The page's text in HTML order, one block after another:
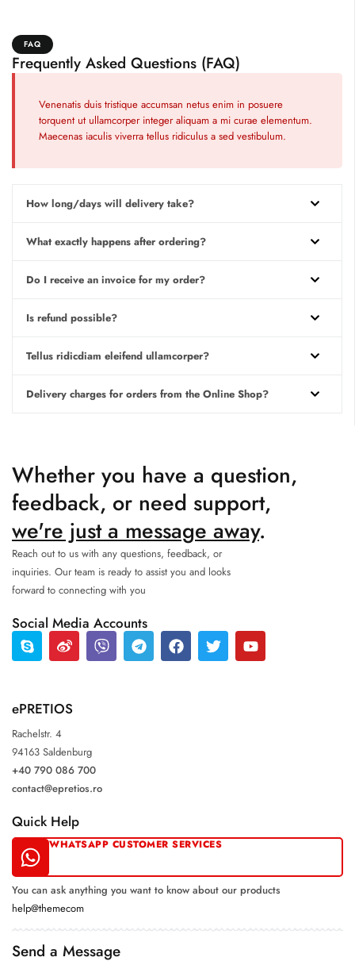
FAQ
Frequently Asked Questions (FAQ)
Venenatis duis tristique accumsan netus enim in posuere
torquent ut ullamcorper integer aliquam a mi curae elementum.
Maecenas iaculis viverra tellus ridiculus a sed vestibulum.
How long/days will delivery take?
What exactly happens after ordering?
Do I receive an invoice for my order?
Is refund possible?
Tellus ridicdiam eleifend ullamcorper?
Delivery charges for orders from the Online Shop?
Whether you have a question,
feedback, or need support,
we're just a message away.
Reach out to us with any questions, feedback, or
inquiries. Our team is ready to assist you and looks
forward to connecting with you
Social Media Accounts
ePRETIOS
Rachelstr. 4
94163 Saldenburg
+40 790 086 700
contact@epretios.ro
Quick Help
WHATSAPP CUSTOMER SERVICES
You can ask anything you want to know about our products
help@themecom
Send a Message